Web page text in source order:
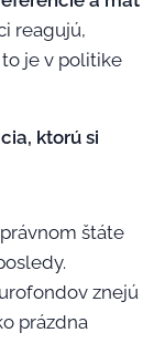
reagujú,
je v politike
ktorú si
štáte
znejú
prázdna